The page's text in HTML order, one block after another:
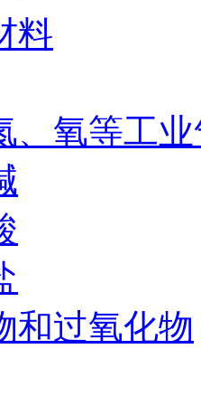
料
、氧等工
和过氧化物